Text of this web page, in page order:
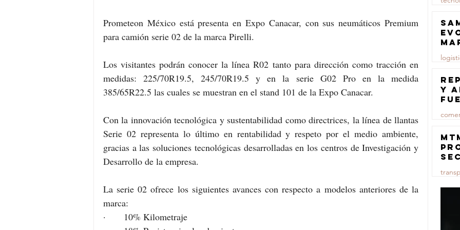
Prometeon México está presenta en Expo Canacar, con sus neumáticos Premium
para camión serie 02 de la marca Pirelli.
Los visitantes podrán conocer la línea R02 tanto para dirección como tracción en
medidas: 225/70R19.5, 245/70R19.5 y en la serie G02 Pro en la medida
385/65R22.5 las cuales se muestran en el stand 101 de la Expo Canacar.
Con la innovación tecnológica y sustentabilidad como directrices, la línea de llantas
Serie 02 representa lo último en rentabilidad y respeto por el medio ambiente,
gracias a las soluciones tecnológicas desarrolladas en los centros de Investigación y
Desarrollo de la empresa.
La serie 02 ofrece los siguientes avances con respecto a modelos anteriores de la
marca:
·      10% Kilometraje
23 jul
23 jul
y
23 jul